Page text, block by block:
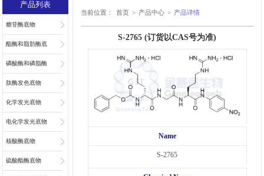
产品列表
糖苷酶底物
酯酶和脂肪酶底
物
磷酸酶和磷脂酶
底物
肽酶发色底物
化学发光底物
电化学发光底物
核酸酶底物
硫酸酯酶底物
当前位置： 首页 > 产品中心 > 产品详情
S-2765 (订货以CAS号为准)
Name
S-2765